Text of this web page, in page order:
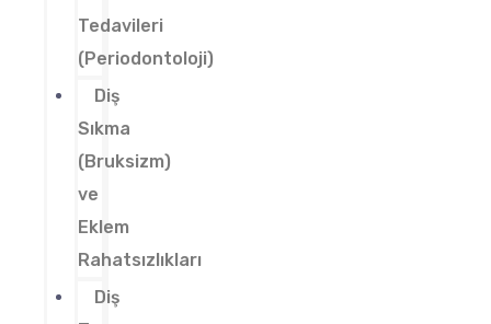
Tedavileri
(Periodontoloji)
Diş
Sıkma
(Bruksizm)
ve
Eklem
Rahatsızlıkları
Diş